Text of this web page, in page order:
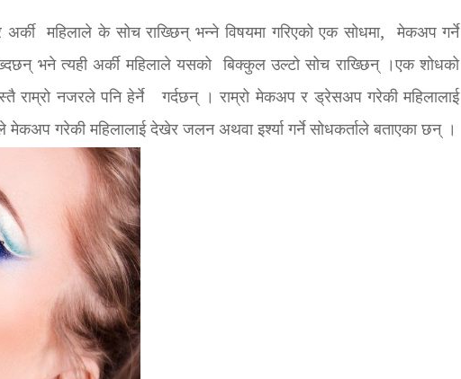
महिलाले के सोच राख्छिन् भन्ने विषयमा गरिएको एक सोधमा, मेकअप गर्ने
भने त्यही अर्की महिलाले यसको बिक्कुल उल्टो सोच राख्छिन् ।एक शोधको
राम्रो नजरले पनि हेर्ने गर्दछन् । राम्रो मेकअप र ड्रेसअप गरेकी महिलालाई
मेकअप गरेकी महिलालाई देखेर जलन अथवा इर्श्या गर्ने सोधकर्ताले बताएका छन् ।